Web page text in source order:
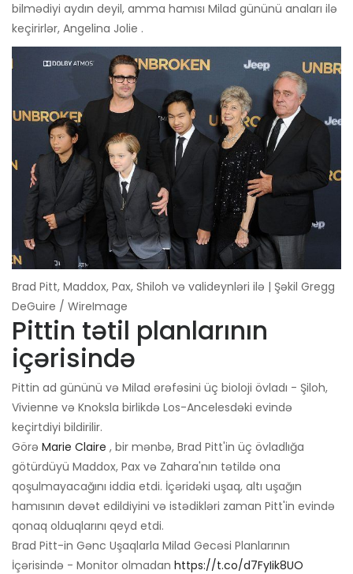
bilmədiyi aydın deyil, amma hamısı Milad gününü anaları ilə
keçirirlər, Angelina Jolie .
Brad Pitt, Maddox, Pax, Shiloh və valideynləri ilə | Şəkil Gregg
DeGuire / WireImage
Pittin tətil planlarının
içərisində
Pittin ad gününü və Milad ərəfəsini üç bioloji övladı - Şiloh,
Vivienne və Knoksla birlikdə Los-Ancelesdəki evində
keçirtdiyi bildirilir.
Görə Marie Claire , bir mənbə, Brad Pitt'in üç övladlığa
götürdüyü Maddox, Pax və Zahara'nın tətildə ona
qoşulmayacağını iddia etdi. İçəridəki uşaq, altı uşağın
hamısının dəvət edildiyini və istədikləri zaman Pitt'in evində
qonaq olduqlarını qeyd etdi.
Brad Pitt-in Gənc Uşaqlarla Milad Gecəsi Planlarının
İçərisində - Monitor olmadan https://t.co/d7FyIik8UO